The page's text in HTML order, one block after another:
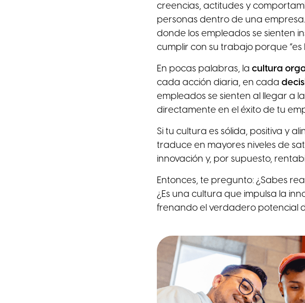
creencias, actitudes y
personas dentro de una
donde los empleados se sienten
cumplir con su trabajo porque “es
En pocas palabras, la cultura
cada acción diaria, en cada
empleados se sienten al llegar a
directamente en el éxito de tu
Si tu cultura es sólida, positiva y
traduce en mayores niveles de
innovación y, por supuesto,
Entonces, te pregunto: ¿Sabes
¿Es una cultura que impulsa la
frenando el verdadero potencial